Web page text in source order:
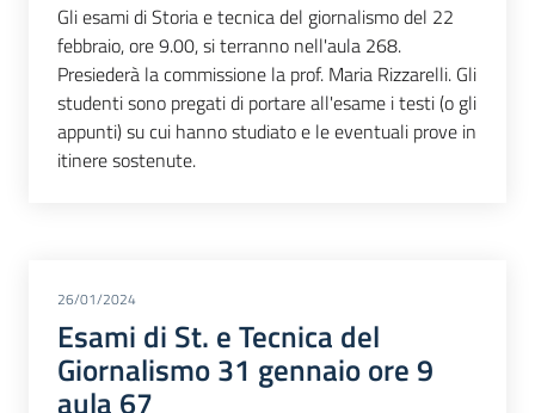
Gli esami di Storia e tecnica del giornalismo del 22
febbraio, ore 9.00, si terranno nell'aula 268.
Presiederà la commissione la prof. Maria Rizzarelli. Gli
studenti sono pregati di portare all'esame i testi (o gli
appunti) su cui hanno studiato e le eventuali prove in
itinere sostenute.
26/01/2024
Esami di St. e Tecnica del
Giornalismo 31 gennaio ore 9
aula 67